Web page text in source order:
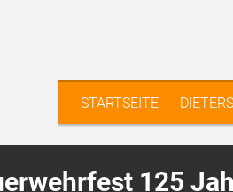
STARTSEITE
125